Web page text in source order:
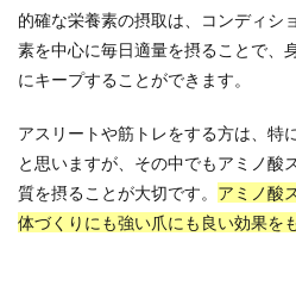
的確な栄養素の摂取は、コンディシ
素を中心に毎日適量を摂ることで、
にキープすることができます。
アスリートや筋トレをする方は、特
と思いますが、その中でもアミノ酸
質を摂ることが大切です。 アミノ酸
体づくりにも強い爪にも良い効果を